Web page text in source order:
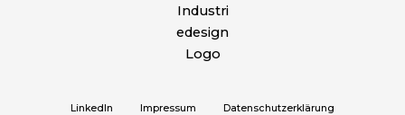
LinkedIn Impressum Datenschutzerklärung